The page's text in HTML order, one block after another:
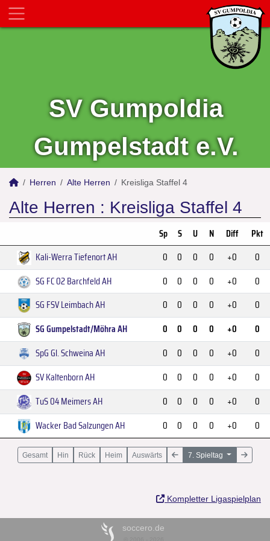
SV Gumpoldia
Gumpelstadt e.V.
Herren Alte Herren Kreisliga Staffel 4
Alte Herren : Kreisliga Staffel 4
Sp S U N Diff
Pkt
Kali-Werra Tiefenort AH
0 0 0 0 +0
0
SG FC 02 Barchfeld AH
0 0 0 0 +0
0
SG FSV Leimbach AH
0 0 0 0 +0
0
SG Gumpelstadt/Möhra AH
0 0 0 0 +0
0
SpG Gl. Schweina AH
0 0 0 0 +0
0
SV Kaltenborn AH
0 0 0 0 +0
0
TuS 04 Meimers AH
0 0 0 0 +0
0
Wacker Bad Salzungen AH
0 0 0 0 +0 0
Gesamt Hin Rück Heim Auswärts 7. Spieltag
Kompletter Ligaspielplan
soccero.de